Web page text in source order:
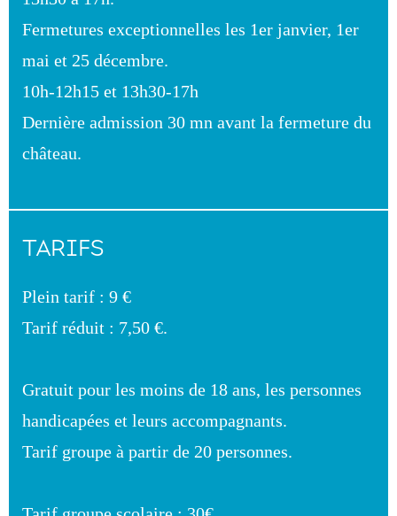
Fermetures exceptionnelles les 1er janvier, 1er
mai et 25 décembre.
10h-12h15 et 13h30-17h
Dernière admission 30 mn avant la fermeture du
château.
TARIFS
Plein tarif : 9 €
Tarif réduit : 7,50 €.
Gratuit pour les moins de 18 ans, les personnes
handicapées et leurs accompagnants.
Tarif groupe à partir de 20 personnes.